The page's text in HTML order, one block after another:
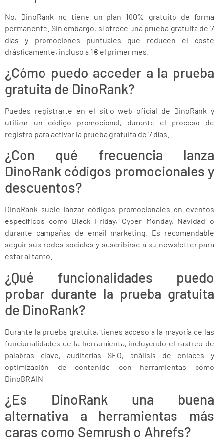
No, DinoRank no tiene un plan 100% gratuito de forma
permanente. Sin embargo, sí ofrece una prueba gratuita de 7
días y promociones puntuales que reducen el coste
drásticamente, incluso a 1€ el primer mes.
¿Cómo puedo acceder a la prueba
gratuita de DinoRank?
Puedes registrarte en el sitio web oficial de DinoRank y
utilizar un código promocional, durante el proceso de
registro para activar la prueba gratuita de 7 días.
¿Con qué frecuencia lanza
DinoRank códigos promocionales y
descuentos?
DinoRank suele lanzar códigos promocionales en eventos
específicos como Black Friday, Cyber Monday, Navidad o
durante campañas de email marketing. Es recomendable
seguir sus redes sociales y suscribirse a su newsletter para
estar al tanto.
¿Qué funcionalidades puedo
probar durante la prueba gratuita
de DinoRank?
Durante la prueba gratuita, tienes acceso a la mayoría de las
funcionalidades de la herramienta, incluyendo el rastreo de
palabras clave, auditorías SEO, análisis de enlaces y
optimización de contenido con herramientas como
DinoBRAIN.
¿Es DinoRank una buena
alternativa a herramientas más
caras como Semrush o Ahrefs?